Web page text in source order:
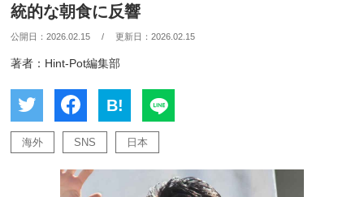
統的な朝食に反響
公開日：2026.02.15 / 更新日：2026.02.15
著者：Hint-Pot編集部
B!
海外 SNS 日本